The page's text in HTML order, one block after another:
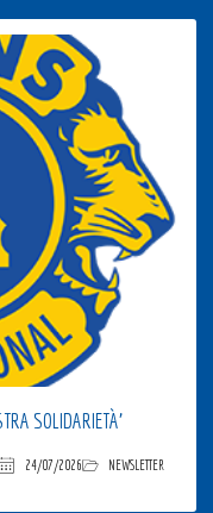
SOLIDARIETÀ’
24/07/2026 NEWSLETTER